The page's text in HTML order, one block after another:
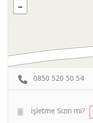
0850 520 50 54
İşletme Sizin mi?